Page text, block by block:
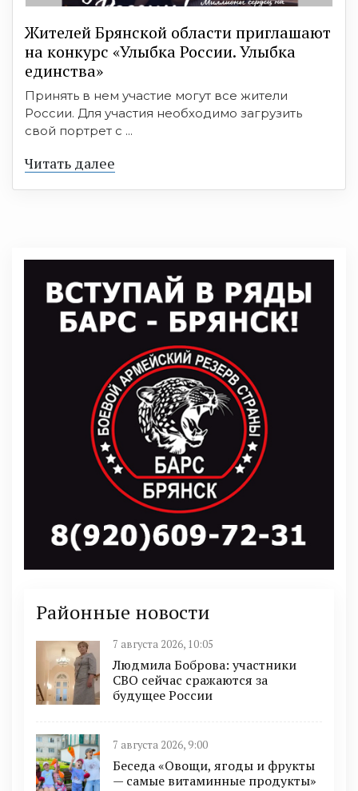
Жителей Брянской области приглашают
на конкурс «Улыбка России. Улыбка
единства»
Принять в нем участие могут все жители
России. Для участия необходимо загрузить
свой портрет с ...
Читать далее
Районные новости
7 августа 2026, 10:05
Людмила Боброва: участники
СВО сейчас сражаются за
будущее России
7 августа 2026, 9:00
Беседа «Овощи, ягоды и фрукты
— самые витаминные продукты»